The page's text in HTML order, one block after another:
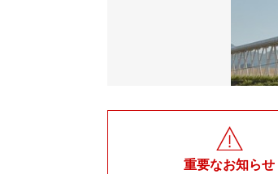
重要なお知らせ